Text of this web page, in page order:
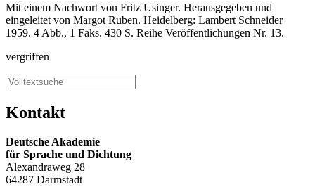
Mit einem Nachwort von Fritz Usinger. Herausgegeben und
eingeleitet von Margot Ruben. Heidelberg: Lambert Schneider
1959. 4 Abb., 1 Faks. 430 S. Reihe Veröffentlichungen Nr. 13.
vergriffen
Kontakt
Deutsche Akademie
für Sprache und Dichtung
Alexandraweg 28
64287 Darmstadt